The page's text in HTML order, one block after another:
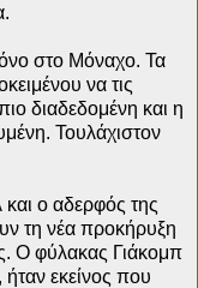
στο Μόναχο. Τα
να τις
διαδεδομένη και η
Τουλάχιστον
ο αδερφός της
τη νέα προκήρυξη
Ο φύλακας Γιάκομπ
εκείνος που